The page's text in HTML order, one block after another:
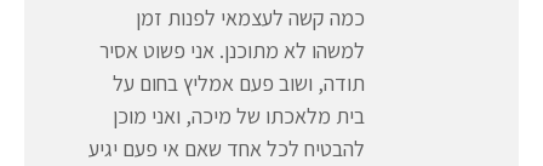
כמה קשה לעצמאי לפנות זמן
למשהו לא מתוכנן. אני פשוט אסיר
תודה, ושוב פעם אמליץ בחום על
בית מלאכתו של מיכה, ואני מוכן
להבטיח לכל אחד שאם אי פעם יגיע